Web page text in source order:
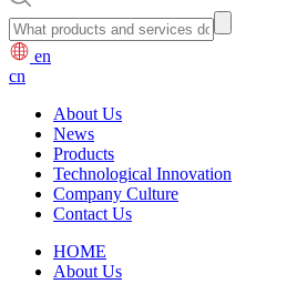
en
cn
About Us
News
Products
Technological Innovation
Company Culture
Contact Us
HOME
About Us